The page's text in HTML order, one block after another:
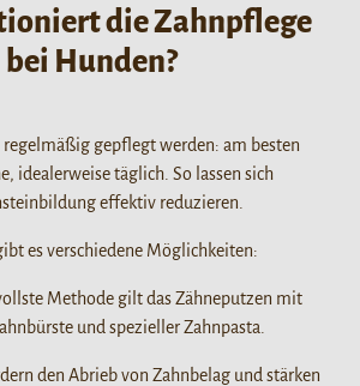
die Zahnpflege
bei Hunden?
gepflegt werden: am besten
idealerweise täglich. So lassen sich
effektiv reduzieren.
es verschiedene Möglichkeiten:
Methode gilt das Zähneputzen mit
und spezieller Zahnpasta.
den Abrieb von Zahnbelag und stärken